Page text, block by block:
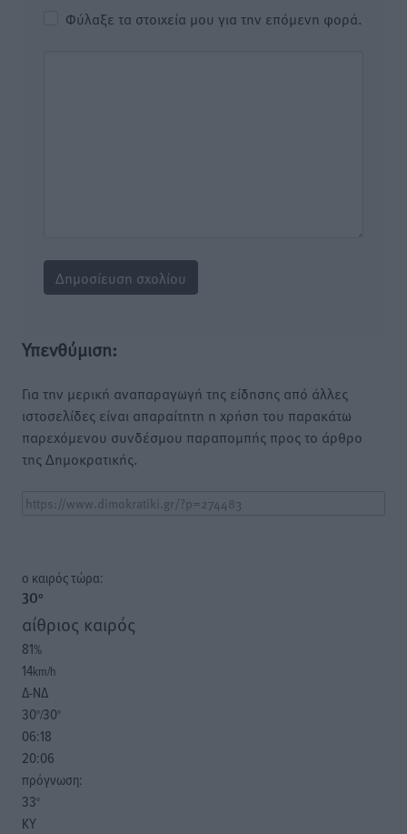
Φύλαξε τα στοιχεία μου για την επόμενη φορά.
Υπενθύμιση:
Για την μερική αναπαραγωγή της είδησης από άλλες
ιστοσελίδες είναι απαραίτητη η χρήση του παρακάτω
παρεχόμενου συνδέσμου παραπομπής προς το άρθρο
της Δημοκρατικής.
o καιρός τώρα:
30°
αίθριος καιρός
81%
14km/h
Δ-ΝΔ
30°/30°
06:18
20:06
πρόγνωση:
33°
ΚΥ